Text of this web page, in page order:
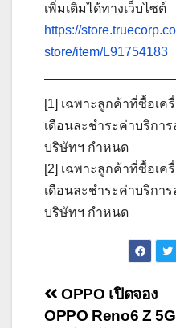
เพิ่มเติมได้ทางเว็บไซต์
https://
store/item/L91754183
[1] เฉพาะลูกค้าที่ซื้อเค
เดือนละชำระค่าบริกา
บริษัทฯ กำหนด
[2] เฉพาะลูกค้าที่ซื้อเค
เดือนละชำระค่าบริกา
บริษัทฯ กำหนด
Post
OPPO เปิดจอง
OPPO Reno6 Z 5G